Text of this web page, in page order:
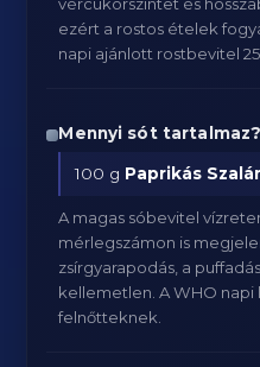
ezért a rostos ételek
napi ajánlott rostbevitel
Mennyi sót tartalmaz?
100 g Paprikás
A magas sóbevitel
mérlegszámon is
zsírgyarapodás, a
kellemetlen. A WHO
felnőtteknek.